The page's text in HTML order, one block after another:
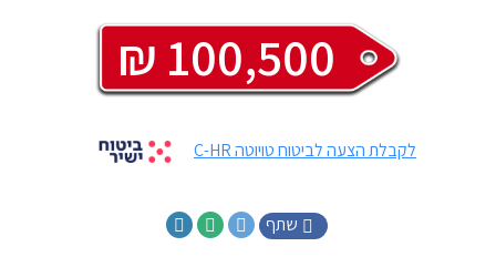
100,500
₪
לקבלת הצעה לביטוח טויוטה C-HR
שתף